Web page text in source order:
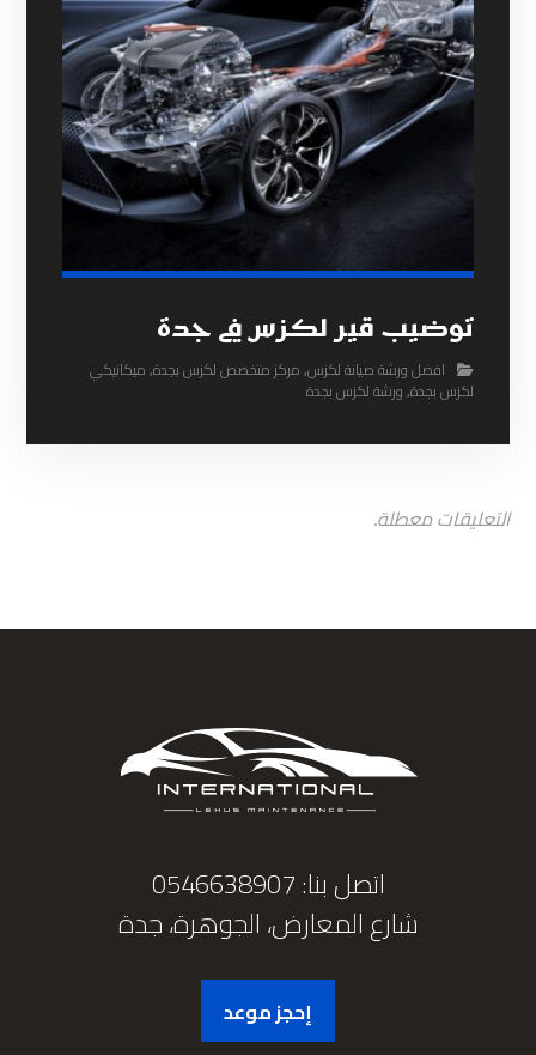
توضيب قير لكزس في جدة
افضل ورشة صيانة لكزس,مركز متخصص لكزس بجدة,ميكانيكي
لكزس بجدة,ورشة لكزس بجدة
التعليقات معطلة.
اتصل بنا: 0546638907
شارع المعارض، الجوهرة، جدة
إحجز موعد